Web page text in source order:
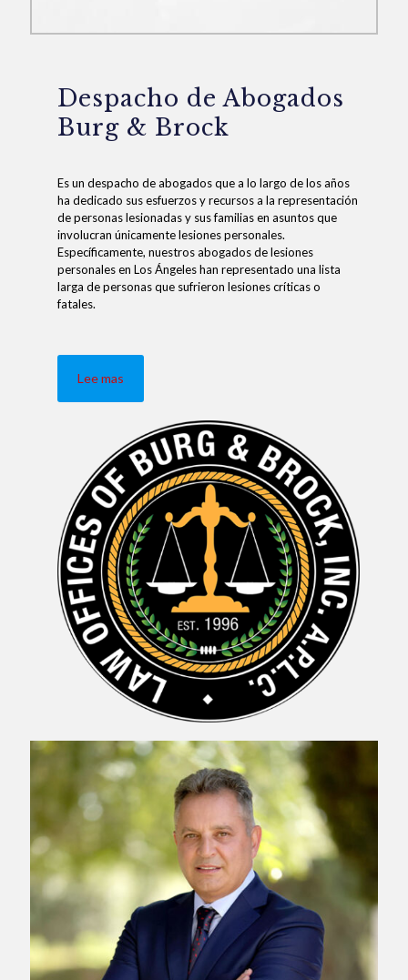
Despacho de Abogados
Burg & Brock
Es un despacho de abogados que a lo largo de los años
ha dedicado sus esfuerzos y recursos a la representación
de personas lesionadas y sus familias en asuntos que
involucran únicamente lesiones personales.
Específicamente, nuestros abogados de lesiones
personales en Los Ángeles han representado una lista
larga de personas que sufrieron lesiones críticas o
fatales.
Lee mas